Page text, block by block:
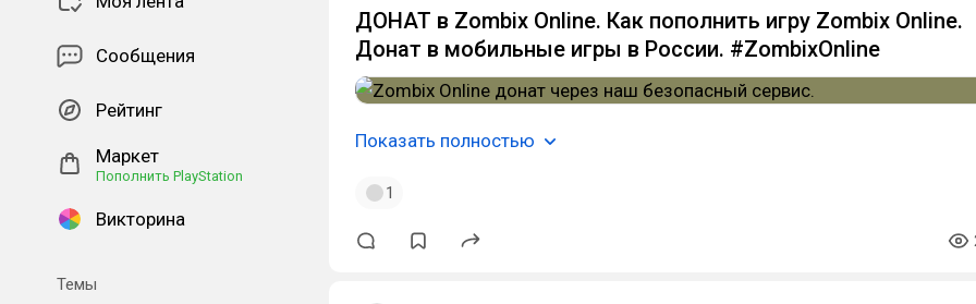
Сообщения
Рейтинг
Маркет
Пополнить PlayStation
Викторина
Темы
ДОНАТ в Zombix Online. Как пополнить игру Zombix Online.
Донат в мобильные игры в России. #ZombixOnline
Показать полностью
1